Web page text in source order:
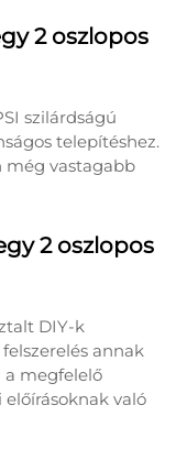
2 oszlopos
szilárdságú
telepítéshez.
még vastagabb
2 oszlopos
DIY-k
annak
a megfelelő
előírásoknak való